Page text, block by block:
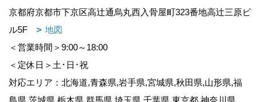
京都府京都市下京区高辻通烏丸西入骨屋町323番地高辻三原ビ
ル5F
地図
＜営業時間＞9:00～18:00
＜定休日＞土･日･祝
対応エリア：北海道,青森県,岩手県,宮城県,秋田県,山形県,福
島県,茨城県,栃木県,群馬県,埼玉県,千葉県,東京都,神奈川県,